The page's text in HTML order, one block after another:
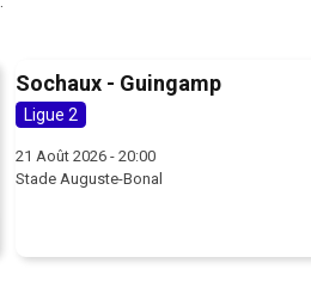
Sochaux - Guingamp
Ligue 2
21 Août 2026 - 20:00
Stade Auguste-Bonal